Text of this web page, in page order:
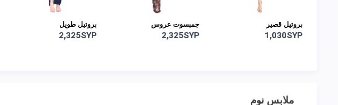
جمبسوت عروس
2,325SYP
بروتيل طويل
2,325SYP
بيجاما عروس
2,325SYP
ملابس نوم